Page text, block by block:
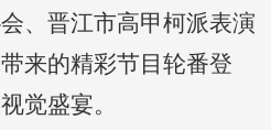
、晋江市高甲柯派表演
来的精彩节目轮番登
觉盛宴。